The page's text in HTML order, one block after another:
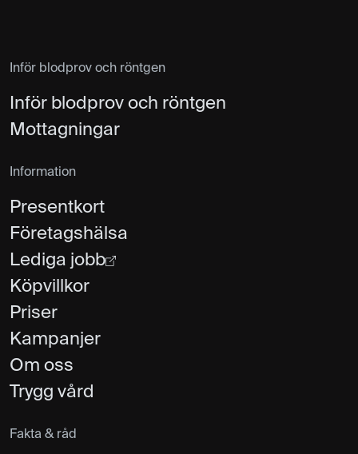
Inför blodprov och röntgen
Inför blodprov och röntgen
Mottagningar
Information
Presentkort
Företagshälsa
Lediga jobb
Köpvillkor
Priser
Kampanjer
Om oss
Trygg vård
Fakta & råd